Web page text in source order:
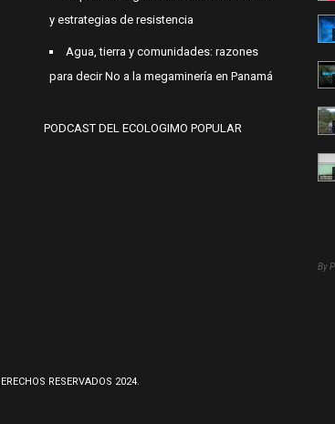
y estrategias de resistencia
Agua, tierra y comunidades: razones
para decir No a la megaminería en Panamá
PODCAST DEL ECOLOGIMO POPULAR
By
RESERVADOS 2024.